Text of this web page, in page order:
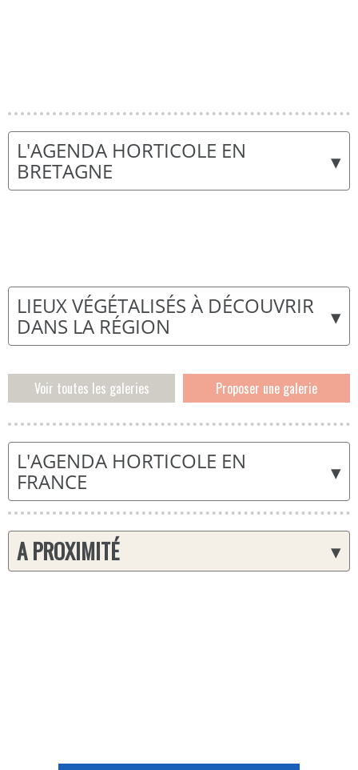
▾
L'AGENDA HORTICOLE EN
BRETAGNE
▾
LIEUX VÉGÉTALISÉS À DÉCOUVRIR
DANS LA RÉGION
Voir toutes les galeries Proposer une galerie
▾
L'AGENDA HORTICOLE EN
FRANCE
▾
A PROXIMITÉ